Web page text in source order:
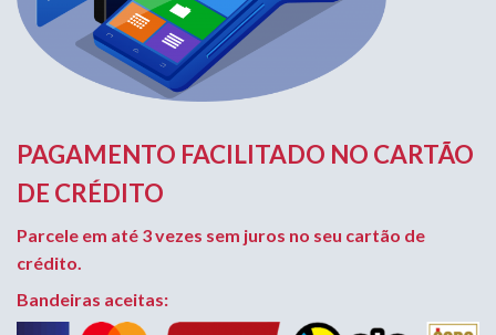
PAGAMENTO FACILITADO NO CARTÃO
DE CRÉDITO
Parcele em até 3 vezes sem juros no seu cartão de
crédito.
Bandeiras aceitas: